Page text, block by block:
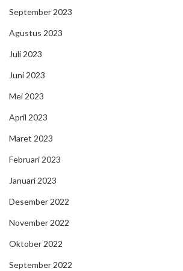
September 2023
Agustus 2023
Juli 2023
Juni 2023
Mei 2023
April 2023
Maret 2023
Februari 2023
Januari 2023
Desember 2022
November 2022
Oktober 2022
September 2022